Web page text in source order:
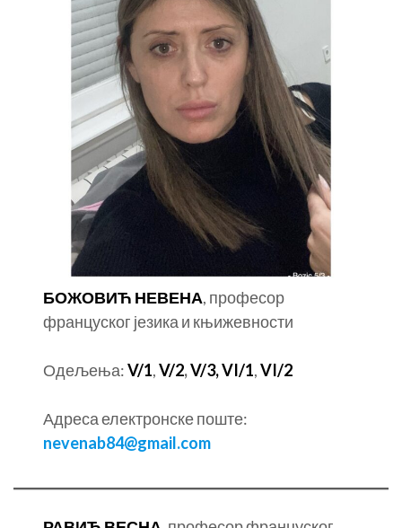
БОЖОВИЋ НЕВЕНА, професор
француског језика и књижевности
Одељења:V/1,V/2,V/3,VI/1,VI/2
Адреса електронске поште:
nevenab84@gmail.com